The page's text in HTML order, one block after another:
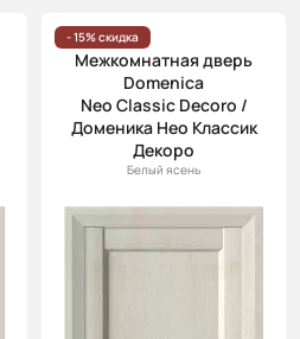
- 15% скидка
Межкомнатная дверь
Domenica
Neo Classic Decoro /
Доменика Нео Классик
Декоро
Белый ясень